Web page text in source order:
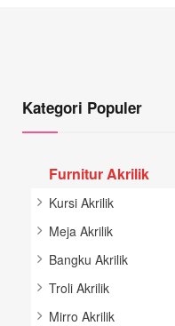
Kategori Populer
Furnitur Akrilik
Kursi Akrilik
Meja Akrilik
Bangku Akrilik
Troli Akrilik
Mirro Akrilik